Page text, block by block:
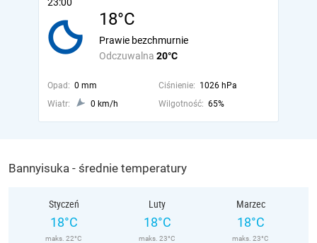
18°C
Odczuwalna 20°C
Prawie bezchmurnie
Opad: 0 mm Ciśnienie: 1026 hPa
Wiatr:
0 km/h Wilgotność: 65%
Bannyisuka - średnie temperatury
Styczeń
18°C
maks. 22°C
Luty
18°C
maks. 23°C
Marzec
18°C
maks. 23°C